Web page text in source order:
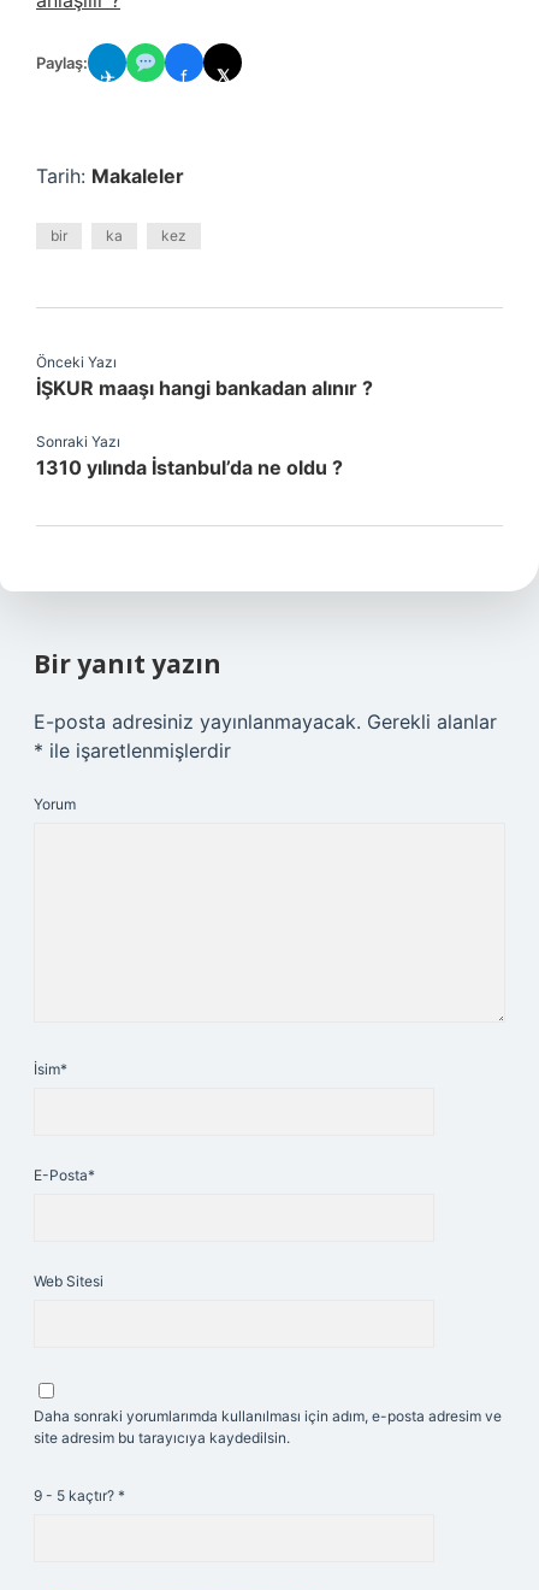
Paylaş:
✈ f 𝕏
Tarih: Makaleler
bir ka kez
Önceki Yazı
İŞKUR maaşı hangi bankadan alınır ?
Sonraki Yazı
1310 yılında İstanbul’da ne oldu ?
Bir yanıt yazın
E-posta adresiniz yayınlanmayacak. Gerekli alanlar
* ile işaretlenmişlerdir
Yorum
İsim*
E-Posta*
Web Sitesi
Daha sonraki yorumlarımda kullanılması için adım, e-posta adresim ve
site adresim bu tarayıcıya kaydedilsin.
9 - 5 kaçtır? *